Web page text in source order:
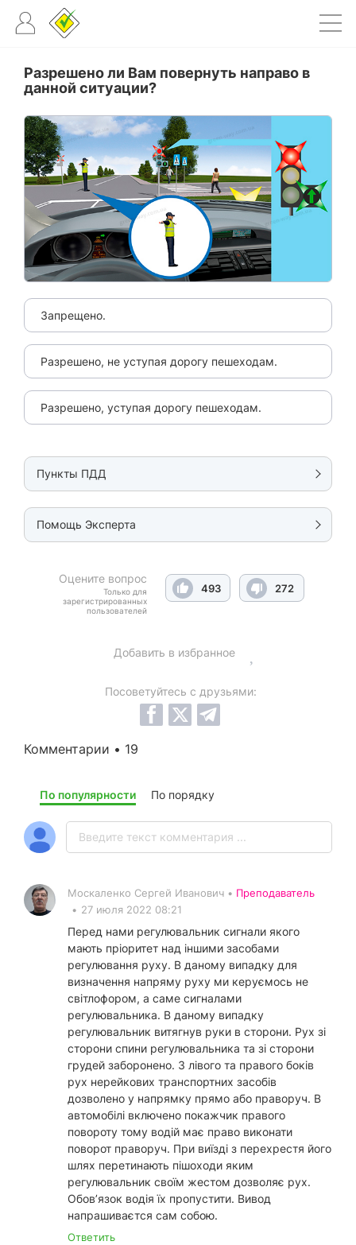
Разрешено ли Вам повернуть направо в
данной ситуации?
Запрещено.
Разрешено, не уступая дорогу пешеходам.
Разрешено, уступая дорогу пешеходам.
Пункты ПДД
Помощь Эксперта
Оцените вопрос
Только для
зарегистрированных
пользователей
493 272
Добавить в избранное
Посоветуйтесь с друзьями:
Комментарии • 19
По популярности По порядку
Москаленко Сергей Иванович • Преподаватель
• 27 июля 2022 08:21
Перед нами регулювальник сигнали якого
мають пріоритет над іншими засобами
регулювання руху. В даному випадку для
визначення напряму руху ми керуємось не
світлофором, а саме сигналами
регулювальника. В даному випадку
регулювальник витягнув руки в сторони. Рух зі
сторони спини регулювальника та зі сторони
грудей заборонено. З лівого та правого боків
рух нерейкових транспортних засобів
дозволено у напрямку прямо або праворуч. В
автомобілі включено покажчик правого
повороту тому водій має право виконати
поворот праворуч. При виїзді з перехрестя його
шлях перетинають пішоходи яким
регулювальник своїм жестом дозволяє рух.
Обов’язок водія їх пропустити. Вивод
напрашиваєтся сам собою.
Ответить